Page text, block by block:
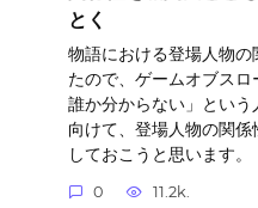
とく
物語における登場人物の
たので、ゲームオブス
誰か分からない」とい
向けて、登場人物の関
しておこうと思います。
0 11.2k.